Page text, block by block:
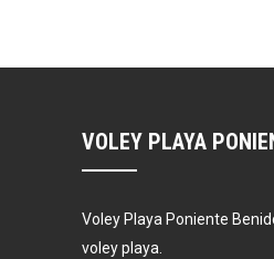
VOLEY PLAYA
Voley Playa Poniente
voley playa.